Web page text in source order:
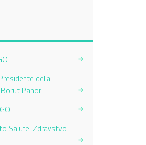
della
Borut Pahor
Salute-Zdravstvo